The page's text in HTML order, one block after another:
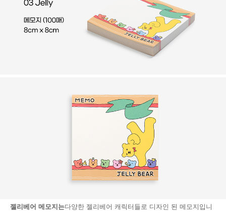
젤리베어 메모지는다양한 젤리베어 캐릭터들로 디자인 된 메모지입니